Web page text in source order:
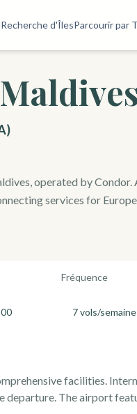
Recherche d'ÎlesParcourir par
)
operated by Condor.
services for
Fréquence
7 vols/semaine
facilities.
The airport